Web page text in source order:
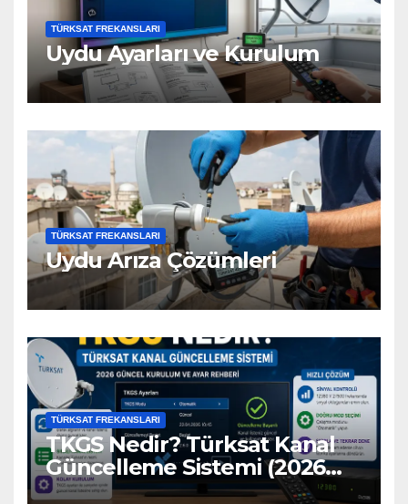
TÜRKSAT FREKANSLARI
Uydu Ayarları ve Kurulum
TÜRKSAT FREKANSLARI
Uydu Arıza Çözümleri
TÜRKSAT FREKANSLARI
TKGS Nedir? Türksat Kanal
Güncelleme Sistemi (2026
Ayarları)